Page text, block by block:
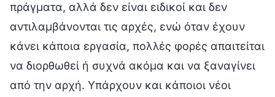
πράγματα, αλλά δεν είναι ειδικοί και δεν
αντιλαμβάνονται τις αρχές, ενώ όταν έχουν
κάνει κάποια εργασία, πολλές φορές απαιτείται
να διορθωθεί ή συχνά ακόμα και να ξαναγίνει
από την αρχή. Υπάρχουν και κάποιοι νέοι